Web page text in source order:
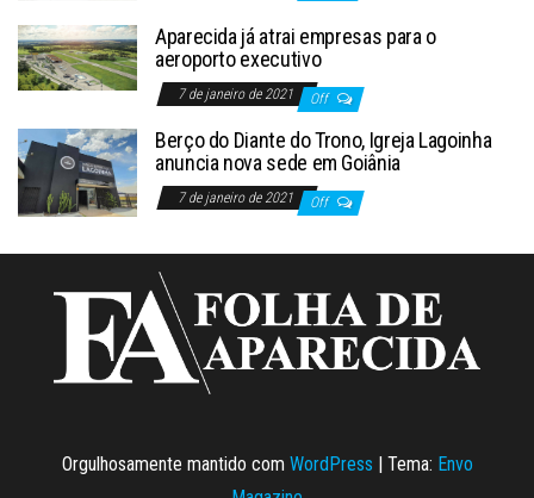
Aparecida já atrai empresas para o
aeroporto executivo
7 de janeiro de 2021 Off
Berço do Diante do Trono, Igreja Lagoinha
anuncia nova sede em Goiânia
7 de janeiro de 2021 Off
Orgulhosamente mantido com WordPress | Tema: Envo